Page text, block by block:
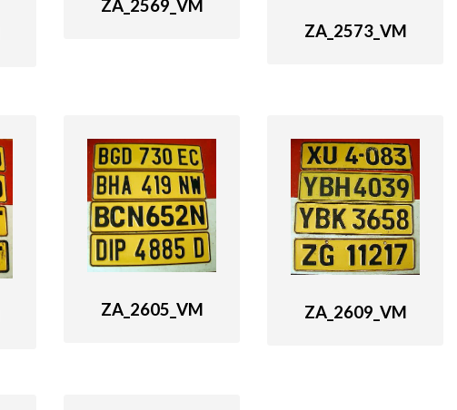
ZA_2569_VM
ZA_2573_VM
ZA_2605_VM ZA_2609_VM